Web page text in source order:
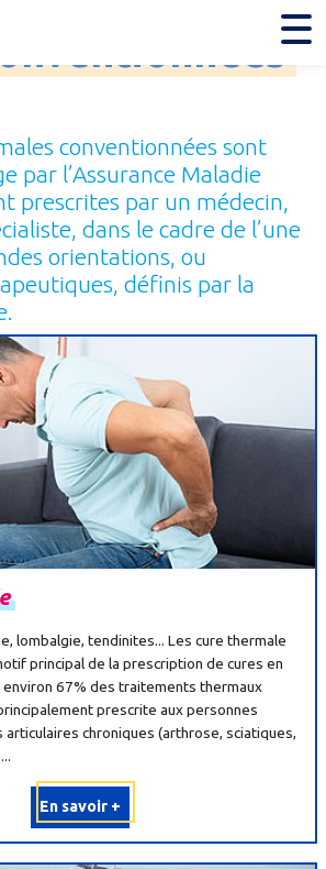
conventionnées sont
par l’Assurance Maladie
prescrites par un médecin,
dans le cadre de l’une
orientations, ou
définis par la
lombalgie, tendinites... Les cure thermale
principal de la prescription de cures en
67% des traitements thermaux
prescrite aux personnes
chroniques (arthrose, sciatiques,
En savoir +